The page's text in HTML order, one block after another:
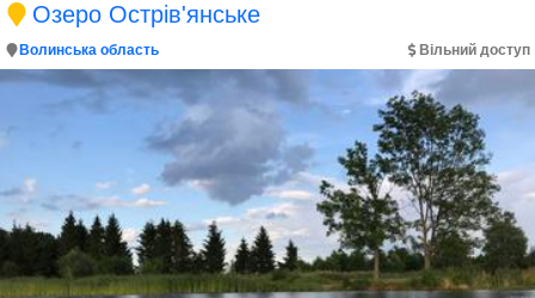
Озеро Острів'янське
Волинська область Вільний доступ